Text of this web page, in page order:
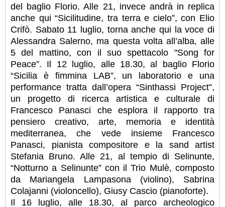
del baglio Florio. Alle 21, invece andrà in replica
anche qui “Sicilitudine, tra terra e cielo”, con Elio
Crifò. Sabato 11 luglio, torna anche qui la voce di
Alessandra Salerno, ma questa volta all’alba, alle
5 del mattino, con il suo spettacolo "Song for
Peace”. Il 12 luglio, alle 18.30, al baglio Florio
“Sicilia è fimmina LAB”, un laboratorio e una
performance tratta dall’opera “Sinthassi Project”,
un progetto di ricerca artistica e culturale di
Francesco Panasci che esplora il rapporto tra
pensiero creativo, arte, memoria e identità
mediterranea, che vede insieme Francesco
Panasci, pianista compositore e la sand artist
Stefania Bruno. Alle 21, al tempio di Selinunte,
“Notturno a Selinunte” con il Trio Mulè, composto
da Mariangela Lampasona (violino), Sabrina
Colajanni (violoncello), Giusy Cascio (pianoforte).
Il 16 luglio, alle 18.30, al parco archeologico